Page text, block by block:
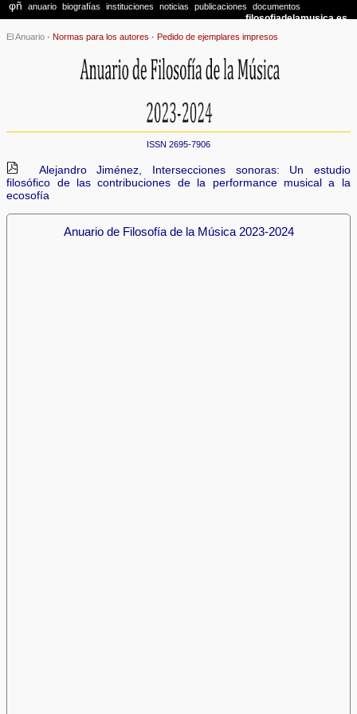
El Anuario ·Normas para los autores ·Pedido de ejemplares impresos
ISSN 2695-7906
Alejandro Jiménez, Intersecciones sonoras: Un estudio
filosófico de las contribuciones de la performance musical a la
ecosofía
Anuario de Filosofía de la Música 2023-2024